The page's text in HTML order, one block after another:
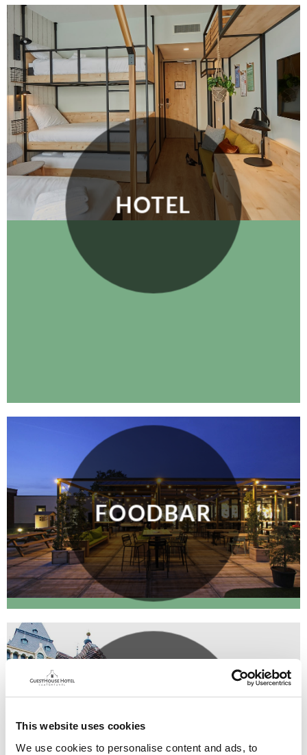
This website uses cookies
We use cookies to personalise content and ads, to
HOTEL
FOODBAR
EFTELING